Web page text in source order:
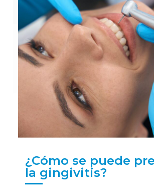
¿Cómo se puede
la gingivitis?